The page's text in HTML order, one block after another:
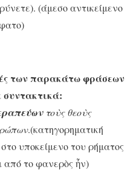
(άμεσο αντικείμενο
των παρακάτω φράσεων
συντακτικά:
τοὺς θεοὺς
.(κατηγορηματική
υποκείμενο του ρήματος
από το φανερὸς ἦν)